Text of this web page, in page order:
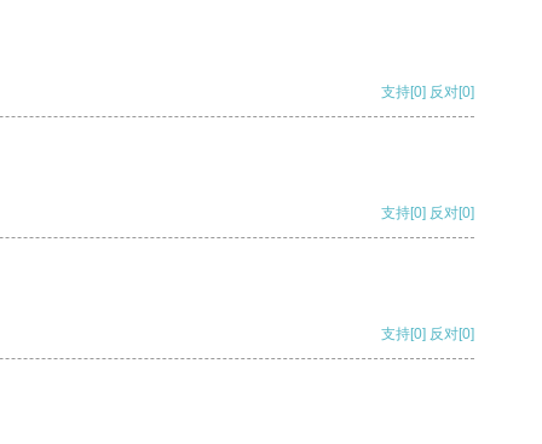
支持[0] 反对[0]
支持[0] 反对[0]
支持[0] 反对[0]